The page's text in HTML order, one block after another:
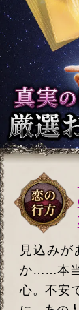
見込みが
か……本当
心。不安